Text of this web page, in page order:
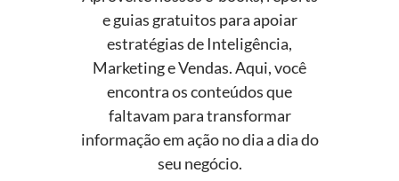
e guias gratuitos para apoiar
estratégias de Inteligência,
Marketing e Vendas. Aqui, você
encontra os conteúdos que
faltavam para transformar
informação em ação no dia a dia do
seu negócio.